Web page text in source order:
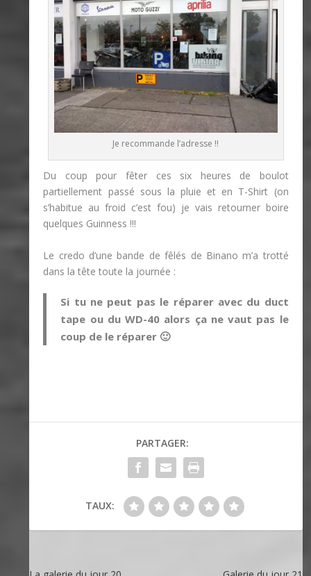
Je recommande l’adresse !!
Du coup pour fêter ces six heures de boulot
partiellement passé sous la pluie et en T-Shirt (on
s’habitue au froid c’est fou) je vais retourner boire
quelques Guinness !!!
Le credo d’une bande de fêlés de Binano m’a trotté
dans la tête toute la journée :
Si tu ne peut pas le réparer avec du duct
tape ou du WD-40 alors ça ne vaut pas le
coup de le réparer 🙂
PARTAGER:
TAUX: